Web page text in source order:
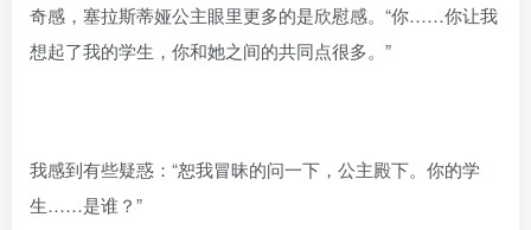
奇感，塞拉斯蒂娅公主眼里更多的是欣慰感。“你……你让我
想起了我的学生，你和她之间的共同点很多。”
我感到有些疑惑：“恕我冒昧的问一下，公主殿下。你的学
生……是谁？”